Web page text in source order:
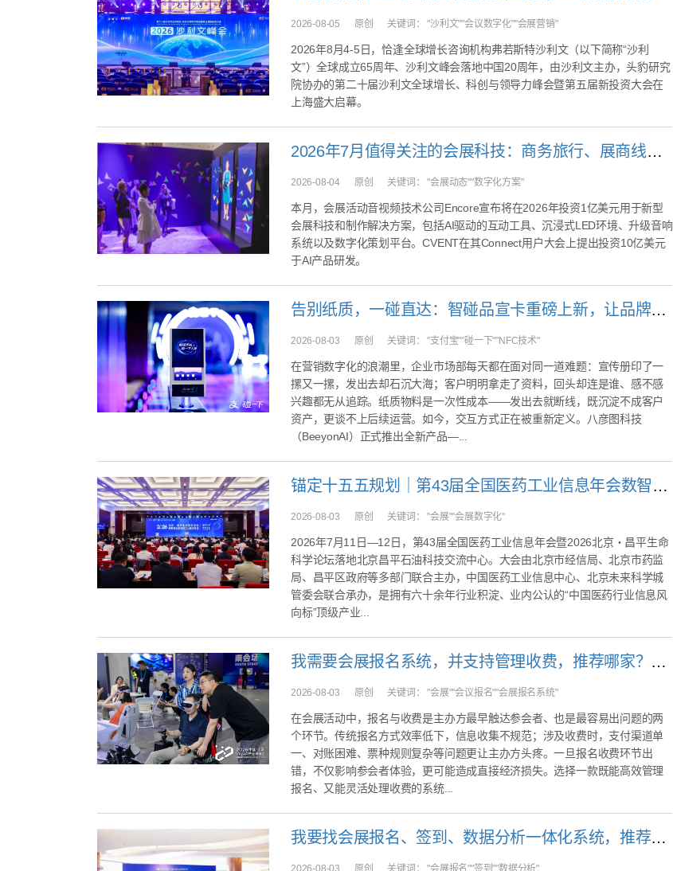
2026-08-05 原创 关键词："沙利文""会议数字化""会展营销"
2026年8月4-5日，恰逢全球增长咨询机构弗若斯特沙利文（以下简称“沙利
文”）全球成立65周年、沙利文峰会落地中国20周年，由沙利文主办，头豹研究
院协办的第二十届沙利文全球增长、科创与领导力峰会暨第五届新投资大会在
上海盛大启幕。
2026年7月值得关注的会展科技：商务旅行、展商线索等创新工具
2026-08-04 原创 关键词："会展动态""数字化方案"
本月，会展活动音视频技术公司Encore宣布将在2026年投资1亿美元用于新型
会展科技和制作解决方案，包括AI驱动的互动工具、沉浸式LED环境、升级音响
系统以及数字化策划平台。CVENT在其Connect用户大会上提出投资10亿美元
于AI产品研发。
告别纸质，一碰直达：智碰品宣卡重磅上新，让品牌全开口
2026-08-03 原创 关键词："支付宝""碰一下""NFC技术"
在营销数字化的浪潮里，企业市场部每天都在面对同一道难题：宣传册印了一
摞又一摞，发出去却石沉大海；客户明明拿走了资料，回头却连是谁、感不感
兴趣都无从追踪。纸质物料是一次性成本——发出去就断线，既沉淀不成客户
资产，更谈不上后续运营。如今，交互方式正在被重新定义。八彦图科技
（BeeyonAI）正式推出全新产品—...
锚定十五五规划｜第43届全国医药工业信息年会数智办会全纪实
2026-08-03 原创 关键词："会展""会展数字化"
2026年7月11日—12日，第43届全国医药工业信息年会暨2026北京・昌平生命
科学论坛落地北京昌平石油科技交流中心。大会由北京市经信局、北京市药监
局、昌平区政府等多部门联合主办，中国医药工业信息中心、北京未来科学城
管委会联合承办，是拥有六十余年行业积淀、业内公认的“中国医药行业信息风
向标”顶级产业...
我需要会展报名系统，并支持管理收费，推荐哪家？31会议一站式报名收费方案详解
2026-08-03 原创 关键词："会展""会议报名""会展报名系统"
在会展活动中，报名与收费是主办方最早触达参会者、也是最容易出问题的两
个环节。传统报名方式效率低下，信息收集不规范；涉及收费时，支付渠道单
一、对账困难、票种规则复杂等问题更让主办方头疼。一旦报名收费环节出
错，不仅影响参会者体验，更可能造成直接经济损失。选择一款既能高效管理
报名、又能灵活处理收费的系统...
我要找会展报名、签到、数据分析一体化系统，推荐哪家？
2026-08-03 原创 关键词："会展报名""签到""数据分析"